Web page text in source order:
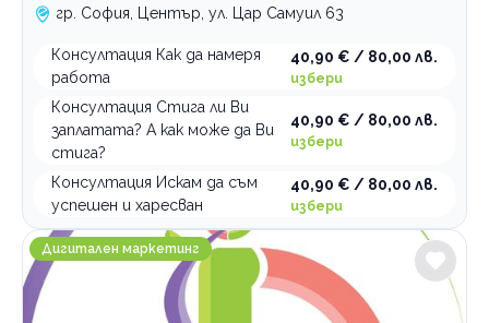
гр. София, Център, ул. Цар Самуил 63
Консултация Как да намеря
работа
40,90 € / 80,00 лв.
избери
Консултация Стига ли Ви
заплатата? А как може да Ви
стига?
40,90 € / 80,00 лв.
избери
Консултация Искам да съм
успешен и харесван
40,90 € / 80,00 лв.
избери
Ivys Design
Дигитален маркетинг